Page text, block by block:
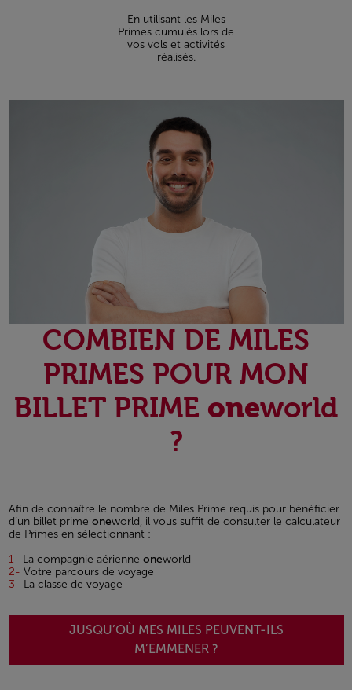
En utilisant les Miles
Primes cumulés lors de
vos vols et activités
réalisés.
COMBIEN DE MILES
PRIMES POUR MON
BILLET PRIME oneworld
?
Afin de connaître le nombre de Miles Prime requis pour bénéficier
d’un billet prime oneworld, il vous suffit de consulter le calculateur
de Primes en sélectionnant :
1- La compagnie aérienne oneworld
2- Votre parcours de voyage
3- La classe de voyage
JUSQU’OÙ MES MILES PEUVENT-ILS
M’EMMENER ?